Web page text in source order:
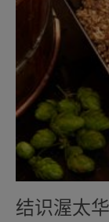
结识渥太